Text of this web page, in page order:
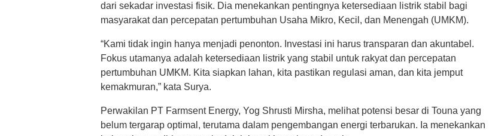
dari sekadar investasi fisik. Dia menekankan pentingnya ketersediaan listrik stabil bagi
masyarakat dan percepatan pertumbuhan Usaha Mikro, Kecil, dan Menengah (UMKM).
“Kami tidak ingin hanya menjadi penonton. Investasi ini harus transparan dan akuntabel.
Fokus utamanya adalah ketersediaan listrik yang stabil untuk rakyat dan percepatan
pertumbuhan UMKM. Kita siapkan lahan, kita pastikan regulasi aman, dan kita jemput
kemakmuran,” kata Surya.
Perwakilan PT Farmsent Energy, Yog Shrusti Mirsha, melihat potensi besar di Touna yang
belum tergarap optimal, terutama dalam pengembangan energi terbarukan. Ia menekankan